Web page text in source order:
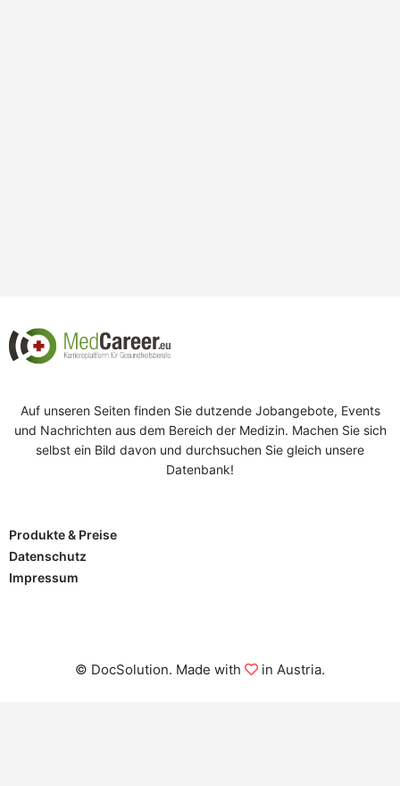
Auf unseren Seiten finden Sie dutzende Jobangebote, Events
und Nachrichten aus dem Bereich der Medizin. Machen Sie sich
selbst ein Bild davon und durchsuchen Sie gleich unsere
Datenbank!
Produkte & Preise
Datenschutz
Impressum
© DocSolution. Made with in Austria.